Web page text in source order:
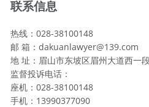
联系信息
热线：028-38100148
邮 箱：dakuanlawyer@139.com
地 址：眉山市东坡区眉州大道西一
监督投诉电话：
座机：028-38100148
手机：13990377090